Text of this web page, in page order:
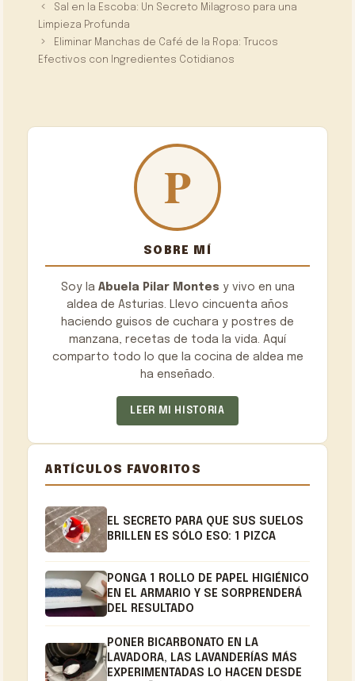
Sal en la Escoba: Un Secreto Milagroso para una
Limpieza Profunda
Eliminar Manchas de Café de la Ropa: Trucos
Efectivos con Ingredientes Cotidianos
SOBRE MÍ
Soy la Abuela Pilar Montes y vivo en una
aldea de Asturias. Llevo cincuenta años
haciendo guisos de cuchara y postres de
manzana, recetas de toda la vida. Aquí
comparto todo lo que la cocina de aldea me
ha enseñado.
LEER MI HISTORIA
ARTÍCULOS FAVORITOS
EL SECRETO PARA QUE SUS SUELOS
BRILLEN ES SÓLO ESO: 1 PIZCA
PONGA 1 ROLLO DE PAPEL HIGIÉNICO
EN EL ARMARIO Y SE SORPRENDERÁ
DEL RESULTADO
PONER BICARBONATO EN LA
LAVADORA, LAS LAVANDERÍAS MÁS
EXPERIMENTADAS LO HACEN DESDE